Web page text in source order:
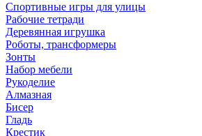
Спортивные игры для улицы
Рабочие тетради
Деревянная игрушка
Роботы, трансформеры
Зонты
Набор мебели
Рукоделие
Алмазная
Бисер
Гладь
Крестик